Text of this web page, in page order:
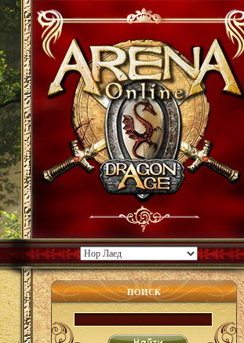
ПОИСК